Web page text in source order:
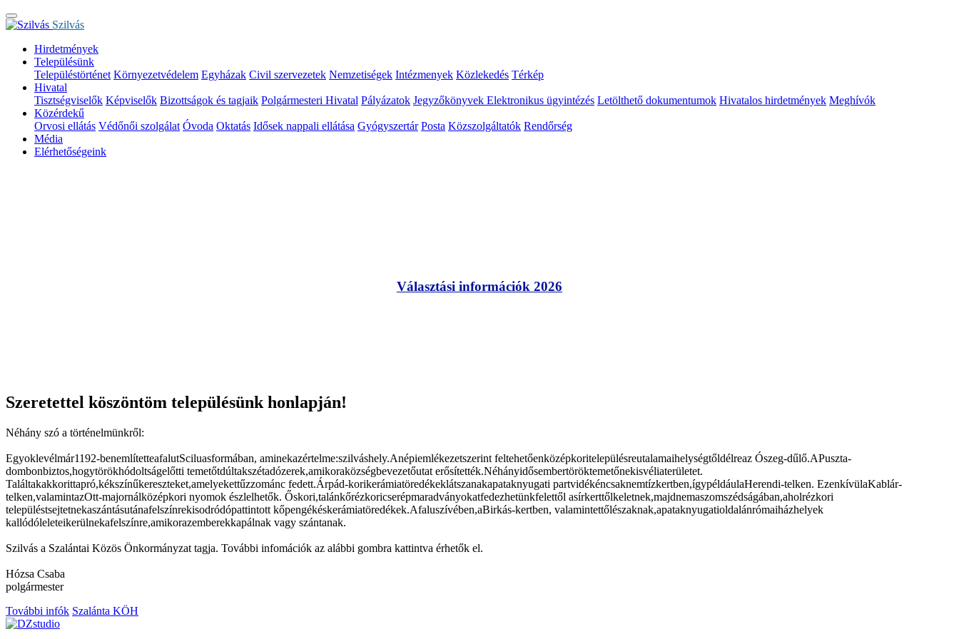
Szilvás
Hirdetmények
Településünk
Településtörténet Környezetvédelem Egyházak Civil szervezetek Nemzetiségek Intézmenyek Közlekedés Térkép
Hivatal
Tisztségviselők Képviselők Bizottságok és tagjaik Polgármesteri Hivatal Pályázatok Jegyzőkönyvek Elektronikus ügyintézés Letölthető dokumentumok Hivatalos hirdetmények Meghívók
Közérdekű
Orvosi ellátás Védőnői szolgálat Óvoda Oktatás Idősek nappali ellátása Gyógyszertár Posta Közszolgáltatók Rendőrség
Média
Elérhetőségeink
Választási információk 2026
Szeretettel köszöntöm településünk honlapján!
Néhány szó a történelmünkről:
Egyoklevélmár1192-benemlítetteafalutSciluasformában, aminekazértelme:szilváshely.Anépiemlékezetszerint feltehetőenközépkoritelepülésreutalamaihelységtőldélreaz Ószeg-dűlő.APuszta-
dombonbiztos,hogytörökhódoltságelőtti temetőtdúltakszétadózerek,amikoraközségbevezetőutat erősítették.Néhányidősembertöröktemetőnekisvéliaterületet.
Találtakakkorittapró,kékszínűkereszteket,amelyekettűzzománc fedett.Árpád-korikerámiatöredékeklátszanakapataknyugati partvidékéncsaknemtízkertben,ígypéldáulaHerendi-telken. EzenkívülaKablár-
telken,valamintazOtt-majornálközépkori nyomok észlelhetők. Őskori,talánkőrézkoricserépmaradványokatfedezhetünkfelettől asírkerttőlkeletnek,majdnemaszomszédságában,aholrézkori
településtsejtetnekaszántásutánafelszínrekisodródópattintott kőpengékéskerámiatöredékek.Afaluszívében,aBirkás-kertben, valamintettőlészaknak,apataknyugatioldalánrómaiházhelyek
kallódóleleteikerülnekafelszínre,amikorazemberekkapálnak vagy szántanak.
Szilvás a Szalántai Közös Önkormányzat tagja. További infomációk az alábbi gombra kattintva érhetők el.
Hózsa Csaba
polgármester
További infók Szalánta KÖH